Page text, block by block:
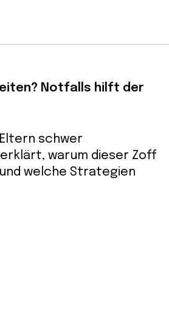
Notfalls hilft der
schwer
warum dieser Zoff
welche Strategien